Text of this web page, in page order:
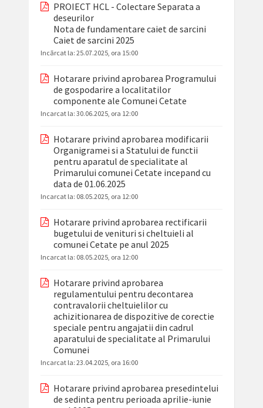
PROIECT HCL - Colectare Separata a
deseurilor
Nota de fundamentare caiet de sarcini
Caiet de sarcini 2025
Incãrcat la: 25.07.2025, ora 15:00
Hotarare privind aprobarea Programului
de gospodarire a localitatilor
componente ale Comunei Cetate
Incarcat la: 30.06.2025, ora 12:00
Hotarare privind aprobarea modificarii
Organigramei si a Statului de functii
pentru aparatul de specialitate al
Primarului comunei Cetate incepand cu
data de 01.06.2025
Incarcat la: 08.05.2025, ora 12:00
Hotarare privind aprobarea rectificarii
bugetului de venituri si cheltuieli al
comunei Cetate pe anul 2025
Incarcat la: 08.05.2025, ora 12:00
Hotarare privind aprobarea
regulamentului pentru decontarea
contravalorii cheltuielilor cu
achizitionarea de dispozitive de corectie
speciale pentru angajatii din cadrul
aparatului de specialitate al Primarului
Comunei
Incarcat la: 23.04.2025, ora 16:00
Hotarare privind aprobarea presedintelui
de sedinta pentru perioada aprilie-iunie